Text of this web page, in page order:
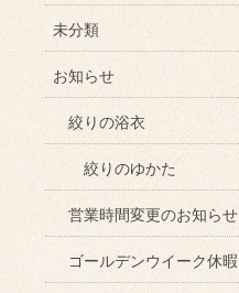
未分類
お知らせ
絞りの浴衣
絞りのゆかた
営業時間変更のお知らせ
ゴールデンウイーク休暇